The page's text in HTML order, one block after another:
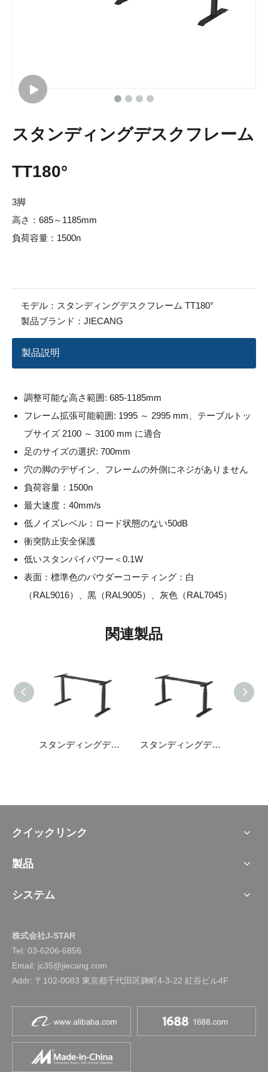
スタンディングデスクフレーム
TT180°
3脚
高さ：685～1185mm
負荷容量：1500n
モデル： スタンディングデスクフレーム TT180°
製品ブランド： JIECANG
製品説明
調整可能な高さ範囲: 685-1185mm
フレーム拡張可能範囲: 1995 ～ 2995 mm、テーブルトッ
プサイズ 2100 ～ 3100 mm に適合
足のサイズの選択: 700mm
穴の脚のデザイン、フレームの外側にネジがありません
負荷容量：1500n
最大速度：40mm/s
低ノイズレベル：ロード状態のない50dB
衝突防止安全保護
低いスタンバイパワー＜0.1W
表面：標準色のパウダーコーティング：白
（RAL9016）、黒（RAL9005）、灰色（RAL7045）
関連製品
スタンディングデスクフレーム TS-EZ4.0 スタンディングデスクフレーム TS-Plus
クイックリンク
製品
システム
株式会社J-STAR
Tel: 03-6206-6856
Email: jc35@jiecang.com
Addr: 〒102-0083 東京都千代田区麹町4-3-22 紅谷ビル4F